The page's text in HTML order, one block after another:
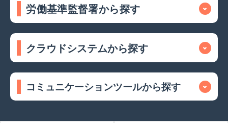
労働基準監督署から探す
クラウドシステムから探す
コミュニケーションツールから探す